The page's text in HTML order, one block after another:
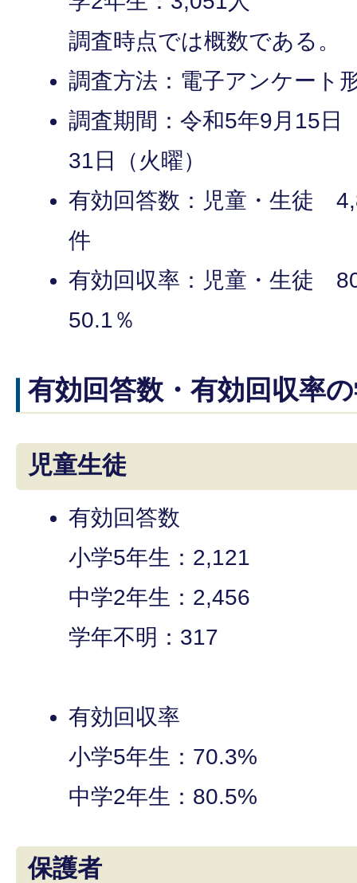
調査時点では概数である。
調査方法：電子アンケート
調査期間：令和5年9月15日
31日（火曜）
有効回答数：児童・生徒
件
有効回収率：児童・生徒
50.1％
有効回答数・有効回収率
児童生徒
有効回答数
小学5年生：2,121
中学2年生：2,456
学年不明：317
有効回収率
小学5年生：70.3%
中学2年生：80.5%
保護者